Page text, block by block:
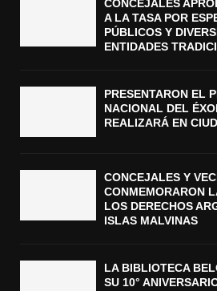
CONCEJALES
A LA TASA POR
PÚBLICOS Y
ENTIDADES
PRESENTARON EL
NACIONAL DEL
REALIZARÁ EN
CONCEJALES Y
CONMEMORARON
LOS DERECHOS
ISLAS MALVINAS
LA BIBLIOTECA
SU 10°